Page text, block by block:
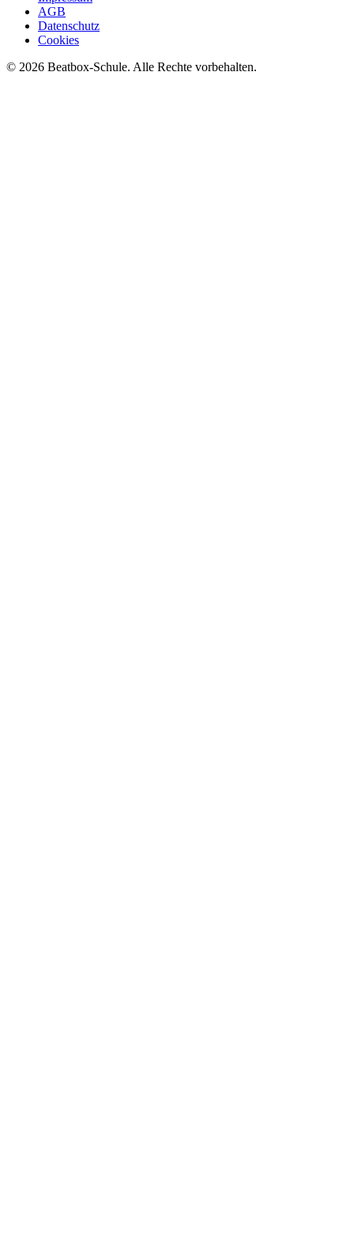
AGB
Datenschutz
Cookies
© 2026 Beatbox-Schule. Alle Rechte vorbehalten.